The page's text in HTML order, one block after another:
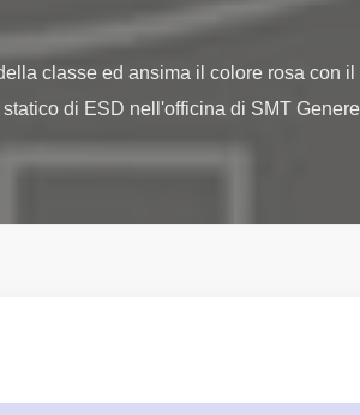
classe ed ansima il colore rosa con il
di ESD nell'officina di SMT Genere